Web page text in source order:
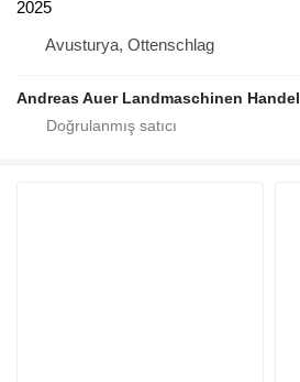
2025
Avusturya, Ottenschlag
Andreas Auer Landmaschinen Handel